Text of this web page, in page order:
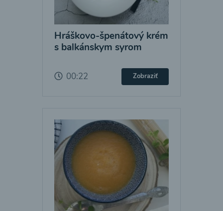
Hráškovo-špenátový krém
s balkánskym syrom
00:22 Zobraziť